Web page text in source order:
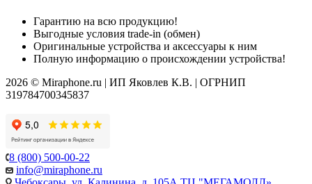
Гарантию на всю продукцию!
Выгодные условия trade-in (обмен)
Оригинальные устройства и аксессуары к ним
Полную информацию о происхождении устройства!
2026 © Miraphone.ru | ИП Яковлев К.В. | ОГРНИП
319784700345837
8 (800) 500-00-22
info@miraphone.ru